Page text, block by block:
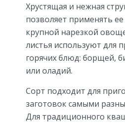
Хрустящая и нежная
позволяет применять ее
крупной нарезкой
листья используют для
горячих блюд: борщей,
или оладий.
Сорт подходит для
заготовок самыми
Для традиционного